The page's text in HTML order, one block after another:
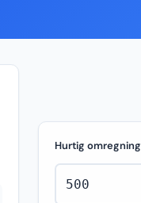
Hurtig omregning